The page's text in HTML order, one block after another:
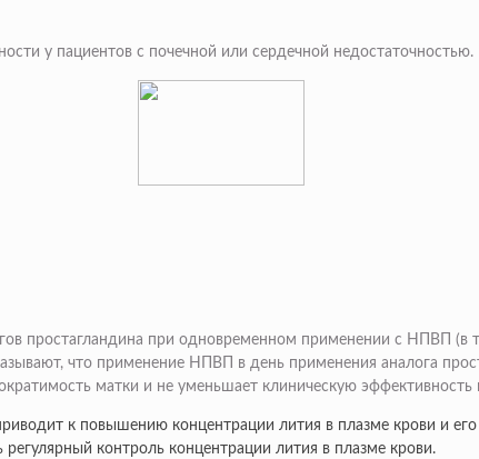
у пациентов с почечной или сердечной недостаточностью.
простагландина при одновременном применении с НПВП (в
что применение НПВП в день применения аналога
матки и не уменьшает клиническую
к повышению концентрации лития в плазме крови и
контроль концентрации лития в плазме крови.